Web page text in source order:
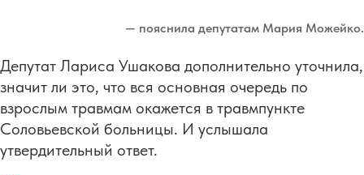
— пояснила депутатам Мария Можейко.
Депутат Лариса Ушакова дополнительно уточнила,
значит ли это, что вся основная очередь по
взрослым травмам окажется в травмпункте
Соловьевской больницы. И услышала
утвердительный ответ.